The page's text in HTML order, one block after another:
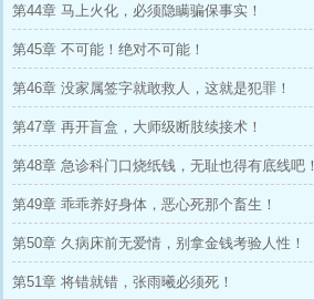
第44章 马上火化，必须隐瞒骗保事实！
第45章 不可能！绝对不可能！
第46章 没家属签字就敢救人，这就是犯罪！
第47章 再开盲盒，大师级断肢续接术！
第48章 急诊科门口烧纸钱，无耻也得有底线吧！
第49章 乖乖养好身体，恶心死那个畜生！
第50章 久病床前无爱情，别拿金钱考验人性！
第51章 将错就错，张雨曦必须死！